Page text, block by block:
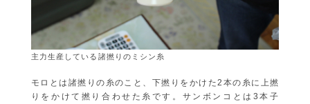
主力生産している諸撚りのミシン糸
モロとは諸撚りの糸のこと、下撚りをかけた2本の糸に上撚
りをかけて撚り合わせた糸です。サンボンコとは3本子